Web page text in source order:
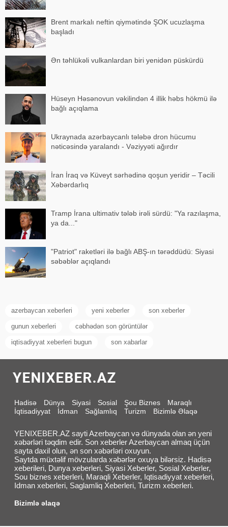
Brent markalı neftin qiymətində ŞOK ucuzlaşma
başladı
Ən təhlükəli vulkanlardan biri yenidən püskürdü
Hüseyn Həsənovun vəkilindən 4 illik həbs hökmü ilə
bağlı açıqlama
Ukraynada azərbaycanlı tələbə dron hücumu
nəticəsində yaralandı - Vəziyyəti ağırdır
İran İraq və Küveyt sərhədinə qoşun yeridir – Təcili
Xəbərdarlıq
Tramp İrana ultimativ tələb irəli sürdü: "Ya razılaşma,
ya da..."
"Patriot" raketləri ilə bağlı ABŞ-ın tərəddüdü: Siyasi
səbəblər açıqlandı
azerbaycan xeberleri yeni xeberler son xeberler
gunun xeberleri cəbhədən son görüntülər
iqtisadiyyat xeberleri bugun son xabarlar
Hadisə Dünya Siyasi Sosial Şou Biznes
Maraqlı
İqtisadiyyat
İdman Sağlamlıq Turizm Bizimlə Əlaqə
YENIXEBER.AZ sayti Azerbaycan və dünyada olan ən yeni
xəbərləri təqdim edir. Son xeberler Azerbaycan almaq üçün
sayta daxil olun, ən son xəbərləri oxuyun.
Saytda müxtəlif mövzularda xəbərlər oxuya bilərsiz. Hadisə
xeberileri, Dunya xeberleri, Siyasi Xeberler, Sosial Xeberler,
Sou biznes xeberleri, Maraqli Xeberler, Iqtisadiyyat xeberleri,
Idman xeberleri, Saglamliq Xeberleri, Turizm xeberleri.
Bizimlə əlaqə